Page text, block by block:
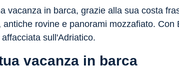
in barca, grazie alla sua costa
rovine e panorami mozzafiato.
sull'Adriatico.
vacanza in barca